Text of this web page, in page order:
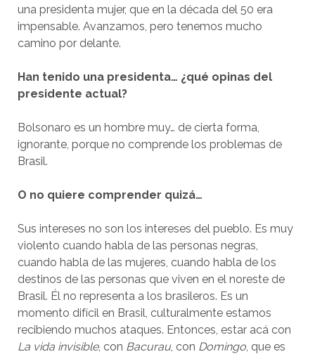
una presidenta mujer, que en la década del 50 era
impensable. Avanzamos, pero tenemos mucho
camino por delante.
Han tenido una presidenta… ¿qué opinas del
presidente actual?
Bolsonaro es un hombre muy… de cierta forma,
ignorante, porque no comprende los problemas de
Brasil.
O no quiere comprender quizá…
Sus intereses no son los intereses del pueblo. Es muy
violento cuando habla de las personas negras,
cuando habla de las mujeres, cuando habla de los
destinos de las personas que viven en el noreste de
Brasil. Él no representa a los brasileros. Es un
momento difícil en Brasil, culturalmente estamos
recibiendo muchos ataques. Entonces, estar acá con
La vida invisible, con Bacurau, con Domingo, que es